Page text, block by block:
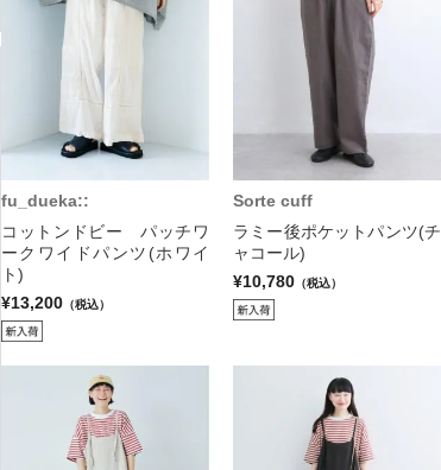
fu_dueka::
コットンドビー パッチワ
ークワイドパンツ(ホワイ
ト)
¥13,200 （税込）
Sorte cuff
ラミー後ポケットパンツ(チ
ャコール)
¥10,780 （税込）